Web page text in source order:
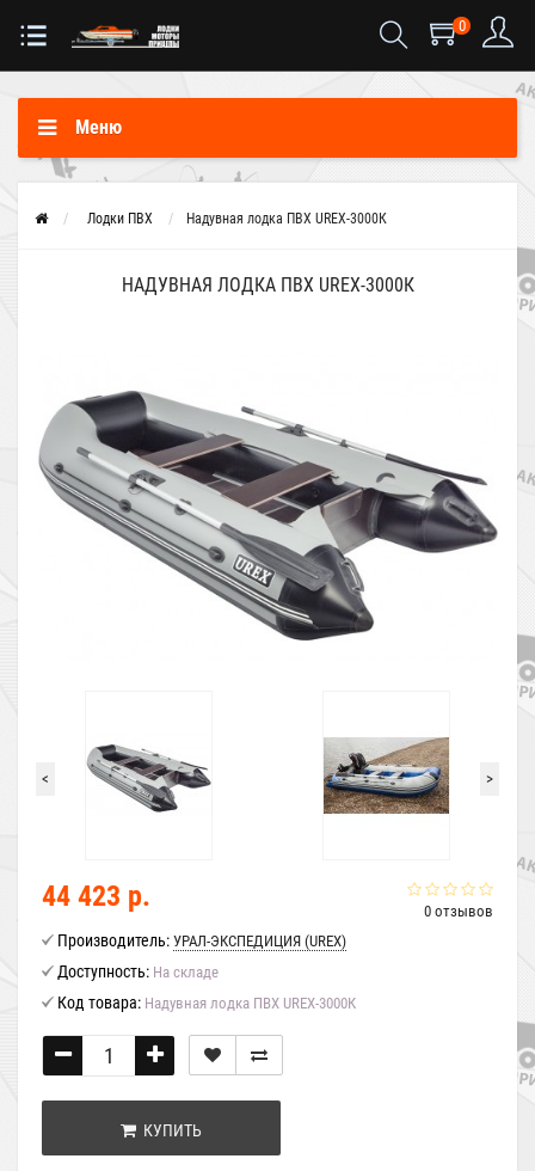
0
Меню
Лодки ПВХ Надувная лодка ПВХ UREX-3000К
НАДУВНАЯ ЛОДКА ПВХ UREX-3000К
< >
0 отзывов
44 423 р.
Производитель: УРАЛ-ЭКСПЕДИЦИЯ (UREX)
Доступность: На складе
Код товара: Надувная лодка ПВХ UREX-3000К
КУПИТЬ